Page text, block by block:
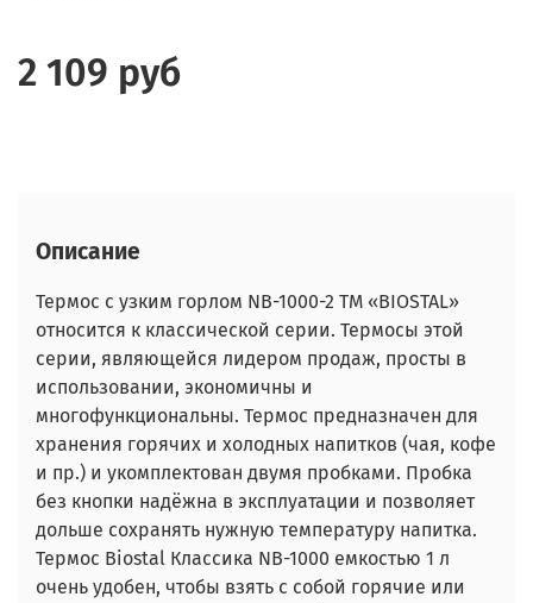
2 109 руб
Описание
Термос с узким горлом NВ-1000-2 ТМ «BIOSTAL»
относится к классической серии. Термосы этой
серии, являющейся лидером продаж, просты в
использовании, экономичны и
многофункциональны. Термос предназначен для
хранения горячих и холодных напитков (чая, кофе
и пр.) и укомплектован двумя пробками. Пробка
без кнопки надёжна в эксплуатации и позволяет
дольше сохранять нужную температуру напитка.
Термос Biostal Классика NB-1000 емкостью 1 л
очень удобен, чтобы взять с собой горячие или